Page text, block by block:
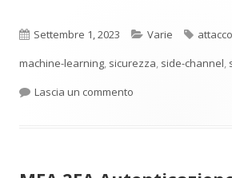
Pubblicato
Settembre 1, 2023 Categorie
Varie Tag
attacco
machine-learning, sicurezza, side-channel,
Lascia un commento